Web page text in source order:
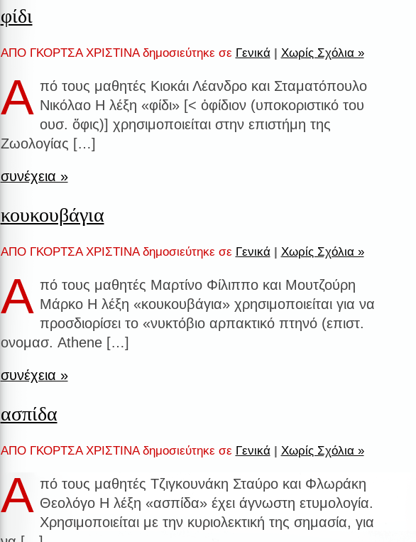
φίδι
ΑΠΟ ΓΚΟΡΤΣΑ ΧΡΙΣΤΙΝΑ δημοσιεύτηκε σε Γενικά | Χωρίς Σχόλια »
Α πό τους μαθητές Κιοκάι Λέανδρο και Σταματόπουλο
Νικόλαο Η λέξη «φίδι» [< ὀφίδιον (υποκοριστικό του
ουσ. ὄφις)] χρησιμοποιείται στην επιστήμη της
Ζωολογίας […]
συνέχεια »
κουκουβάγια
ΑΠΟ ΓΚΟΡΤΣΑ ΧΡΙΣΤΙΝΑ δημοσιεύτηκε σε Γενικά | Χωρίς Σχόλια »
Α πό τους μαθητές Μαρτίνο Φίλιππο και Μουτζούρη
Μάρκο Η λέξη «κουκουβάγια» χρησιμοποιείται για να
προσδιορίσει το «νυκτόβιο αρπακτικό πτηνό (επιστ.
ονομασ. Athene […]
συνέχεια »
ασπίδα
ΑΠΟ ΓΚΟΡΤΣΑ ΧΡΙΣΤΙΝΑ δημοσιεύτηκε σε Γενικά | Χωρίς Σχόλια »
Α πό τους μαθητές Τζιγκουνάκη Σταύρο και Φλωράκη
Θεολόγο Η λέξη «ασπίδα» έχει άγνωστη ετυμολογία.
Χρησιμοποιείται με την κυριολεκτική της σημασία, για